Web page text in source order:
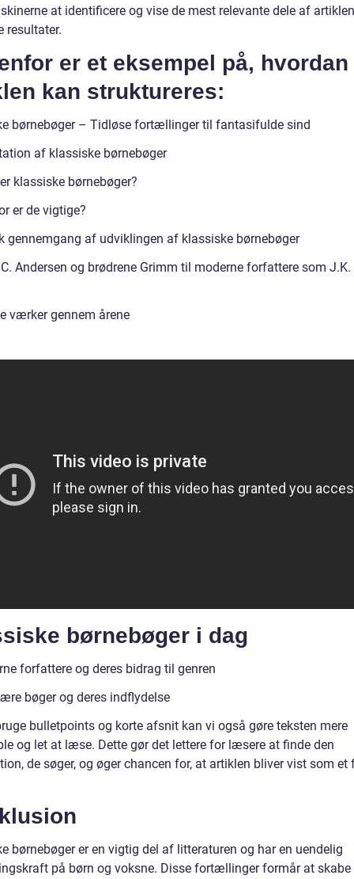
at identificere og vise de mest relevante dele af
resultater.
er et eksempel på, hvordan
kan struktureres:
børnebøger – Tidløse fortællinger til fantasifulde sind
af klassiske børnebøger
klassiske børnebøger?
er de vigtige?
gennemgang af udviklingen af klassiske børnebøger
Andersen og brødrene Grimm til moderne forfattere som J.K.
værker gennem årene
børnebøger i dag
forfattere og deres bidrag til genren
bøger og deres indflydelse
bulletpoints og korte afsnit kan vi også gøre teksten mere
og let at læse. Dette gør det lettere for læsere at finde den
de søger, og øger chancen for, at artiklen bliver vist som et
børnebøger er en vigtig del af litteraturen og har en uendelig
på børn og voksne. Disse fortællinger formår at skabe